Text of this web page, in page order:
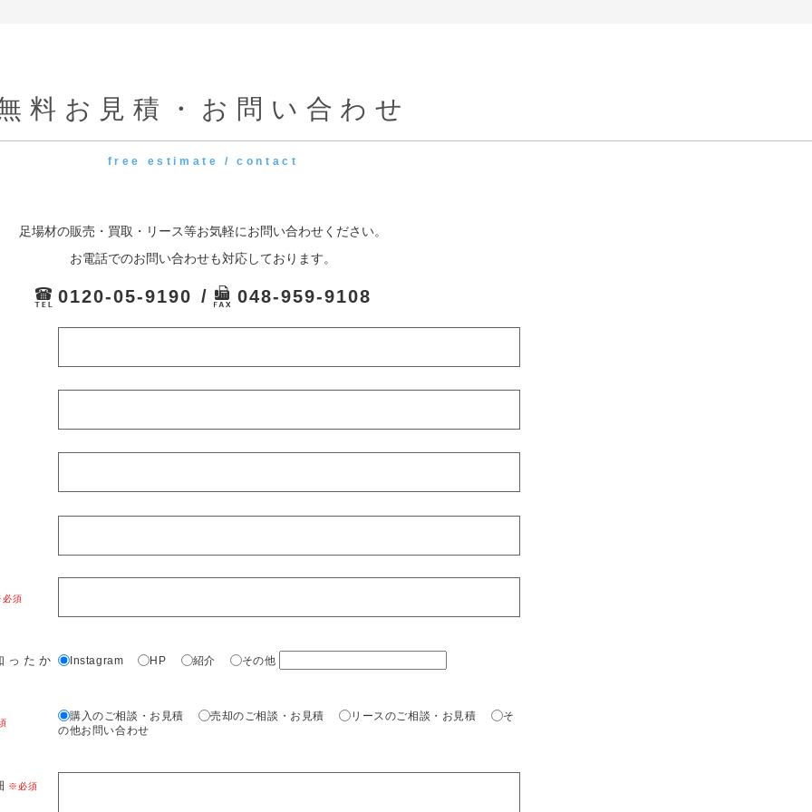
料お見積・お問い合わせ
free estimate / contact
足場材の販売・買取・リース等お気軽にお問い合わせください。
お電話でのお問い合わせも対応しております。
0120-05-9190 048-959-9108
ったか Instagram HP 紹介 その他
購入のご相談・お見積 売却のご相談・お見積 リースのご相談・お見積
そ
の他お問い合わせ